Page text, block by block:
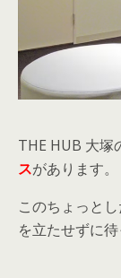
THE HUB 大塚
スがあります。
このちょっと
を立たせずに